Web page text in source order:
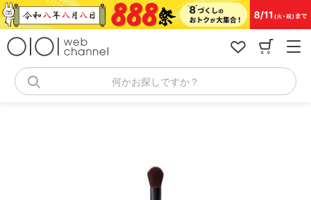
コ
ン
何かお探しですか？